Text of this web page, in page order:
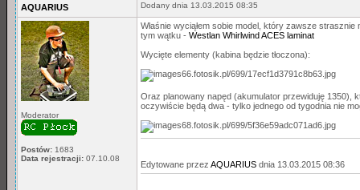
AQUARIUS Dodany dnia 13.03.2015 08:35
Moderator
Postów: 1683
Data rejestracji: 07.10.08
Właśnie wyciąłem sobie model, który zawsze
tym wątku - Westlan Whirlwind ACES laminat
Wycięte elementy (kabina będzie tłoczona):
Oraz planowany napęd (akumulator przewiduję 1350),
oczywiście będą dwa - tylko jednego od tygodnia nie
Edytowane przez AQUARIUS dnia 13.03.2015 08:36